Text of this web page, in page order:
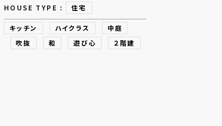
HOUSE TYPE : 住宅
キッチン ハイクラス
中庭
吹抜
和 遊び心 ２階建